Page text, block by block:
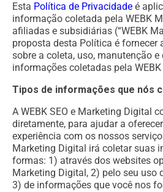
Esta Política de Privacidade é
informação coletada pela WEBK
afiliadas e subsidiárias (“WEBK
proposta desta Política é fornecer
sobre a coleta, uso, manutenção
informações coletadas pela
Tipos de informações que nós
A WEBK SEO e Marketing Digital
diretamente, para ajudar a
experiência com os nossos
Marketing Digital irá coletar suas
formas: 1) através dos websites
Marketing Digital, 2) pelo seu uso
3) de informações que você nos